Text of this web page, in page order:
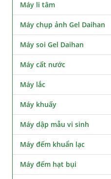
Máy li tâm
Máy chụp ảnh Gel Daihan
Máy soi Gel Daihan
Máy cất nước
Máy lắc
Máy khuấy
Máy dập mẫu vi sinh
Máy đếm khuẩn lạc
Máy đếm hạt bụi